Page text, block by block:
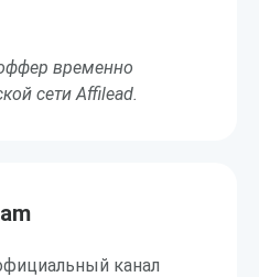
временно
сети Affilead.
канал